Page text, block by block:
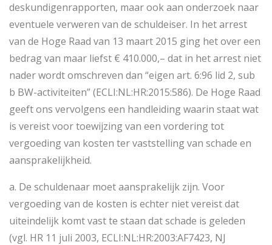
deskundigenrapporten, maar ook aan onderzoek naar
eventuele verweren van de schuldeiser. In het arrest
van de Hoge Raad van 13 maart 2015 ging het over een
bedrag van maar liefst € 410.000,– dat in het arrest niet
nader wordt omschreven dan “eigen art. 6:96 lid 2, sub
b BW-activiteiten” (ECLI:NL:HR:2015:586). De Hoge Raad
geeft ons vervolgens een handleiding waarin staat wat
is vereist voor toewijzing van een vordering tot
vergoeding van kosten ter vaststelling van schade en
aansprakelijkheid.
a. De schuldenaar moet aansprakelijk zijn. Voor
vergoeding van de kosten is echter niet vereist dat
uiteindelijk komt vast te staan dat schade is geleden
(vgl. HR 11 juli 2003, ECLI:NL:HR:2003:AF7423, NJ